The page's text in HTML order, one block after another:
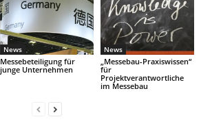
News
Messebeteiligung für
junge Unternehmen
News
„Messebau-Praxiswissen“
für
Projektverantwortliche
im Messebau